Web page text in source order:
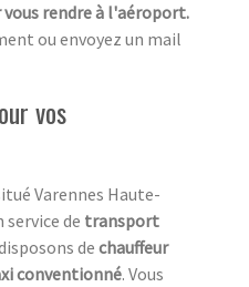
rendre à l'aéroport.
ou envoyez un mail
vos
Varennes Haute-
service de transport
de chauffeur
conventionné. Vous